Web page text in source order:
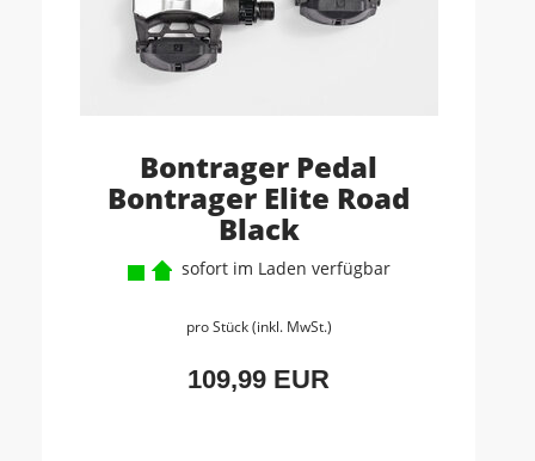
Bontrager Pedal
Bontrager Elite Road
Black
sofort im Laden verfügbar
pro Stück (inkl. MwSt.)
109,99 EUR